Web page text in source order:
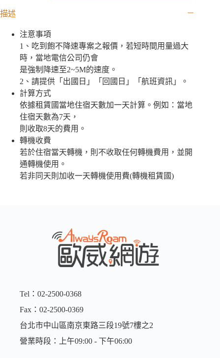
島
描述
注意事項
1、吃到飽不降速專案之報價，若短時間用量過大
時，當地電信公司仍會
是強制降速至2~5M的速度。
2、請提供「出國日」「回國日」「航班資訊」。
計算方式
依據租賃國當地住宿天數加一天計算。例如：當地
住宿天數為7天，
則收取8天的費用。
轉機收費
若於住宿當天轉機，則不收取任何轉機費用，並開
通轉機使用。
若非同天則加收一天轉機使用費(轉機租賃國)
Tel：02-2500-0368
Fax：02-2500-0369
台北市中山區南京東路三段19號7樓之2
營業時段：上午09:00 - 下午06:00